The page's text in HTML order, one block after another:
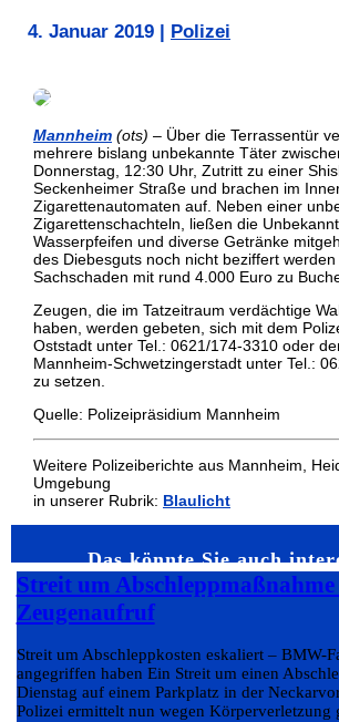
4. Januar 2019 Polizei
Mannheim (ots) – Über die Terrassentür
mehrere bislang unbekannte Täter
Donnerstag, 12:30 Uhr, Zutritt zu einer
Seckenheimer Straße und brachen im
Zigarettenautomaten auf. Neben einer
Zigarettenschachteln, ließen die
Wasserpfeifen und diverse Getränke
des Diebesguts noch nicht beziffert
Sachschaden mit rund 4.000 Euro zu
Zeugen, die im Tatzeitraum verdächtige
haben, werden gebeten, sich mit dem
Oststadt unter Tel.: 0621/174-3310 oder
Mannheim-Schwetzingerstadt unter Tel.:
zu setzen.
Quelle: Polizeipräsidium Mannheim
Weitere Polizeiberichte aus Mannheim,
Umgebung
in unserer Rubrik: Blaulicht
Das könnte Sie auch
Streit um
Zeugenaufruf
Streit um Abschleppkosten eskaliert – BMW-
angegriffen haben Ein Streit um einen
Dienstag auf einem Parkplatz in der
Polizei ermittelt nun wegen Körperverletzung